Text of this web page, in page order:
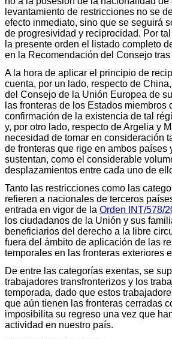
levantamiento de restricciones no se
efecto inmediato, sino que se seguirá
de progresividad y reciprocidad. Por
la presente orden el listado completo
en la Recomendación del Consejo
A la hora de aplicar el principio de
cuenta, por un lado, respecto de
del Consejo de la Unión Europea de
las fronteras de los Estados miembros
confirmación de la existencia de tal
y, por otro lado, respecto de Argelia y
necesidad de tomar en consideración
de fronteras que rige en ambos países
sustentan, como el considerable
desplazamientos entre cada uno de
Tanto las restricciones como las
refieren a nacionales de terceros
entrada en vigor de la Orden INT/578/
los ciudadanos de la Unión y sus
beneficiarios del derecho a la libre
fuera del ámbito de aplicación de las
temporales en las fronteras exteriores
De entre las categorías exentas, se
trabajadores transfronterizos y los
temporada, dado que estos
que aún tienen las fronteras cerradas
imposibilita su regreso una vez que
actividad en nuestro país.